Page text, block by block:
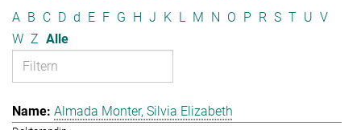
A B C D d E F G H J K L M N O P R S T U V
W Z Alle
Almada Monter, Silvia Elizabeth